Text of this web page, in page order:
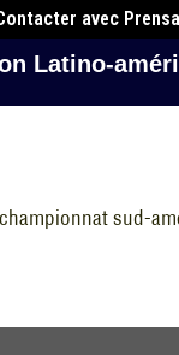
avec
Latino-
sud-